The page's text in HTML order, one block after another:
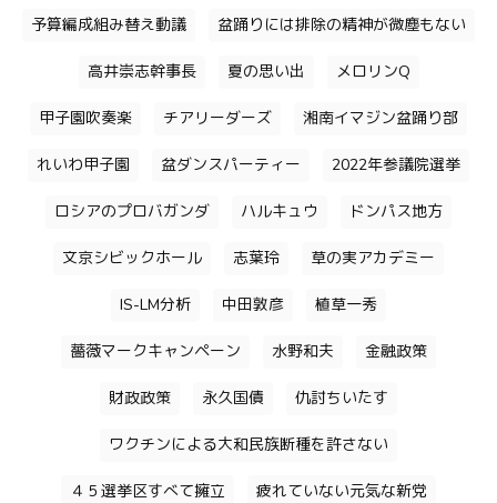
予算編成組み替え動議 盆踊りには排除の精神が微塵もない
高井崇志幹事長 夏の思い出 メロリンQ
甲子園吹奏楽 チアリーダーズ 湘南イマジン盆踊り部
れいわ甲子園 盆ダンスパーティー 2022年参議院選挙
ロシアのプロバガンダ ハルキュウ ドンパス地方
文京シビックホール 志葉玲 草の実アカデミー
IS-LM分析 中田敦彦 植草一秀
薔薇マークキャンペーン 水野和夫 金融政策
財政政策 永久国債 仇討ちいたす
ワクチンによる大和民族断種を許さない
４５選挙区すべて擁立 疲れていない元気な新党